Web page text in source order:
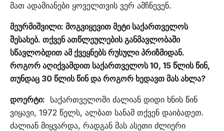
მათ ადამიანები ყოველთვის ვერ ამჩნევენ.
მეურმიშვილი: მოგვიყევით მეტი საქართველოს
შესახებ. თქვენ ათწლეულების განმავლობაში
სწავლობდით ამ ქვეყნებს რუსული პრიზმიდან.
როგორ აღიქვამდით საქართველოს 10, 15 წლის წინ,
თუნდაც 30 წლის წინ და როგორ ხედავთ მას ახლა?
დოერტი: საქართველოში ძალიან დიდი ხნის წინ
ვიყავი, 1972 წელს, ალბათ სანამ თქვენ დაიბადეთ.
ძალიან მიყვარდა, რადგან მას ასეთი ძლიერი